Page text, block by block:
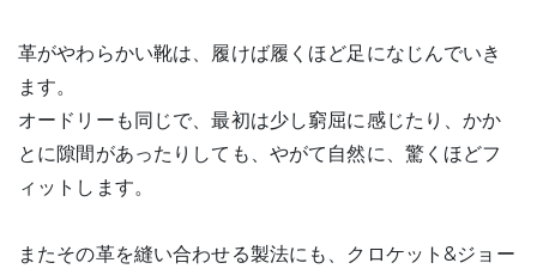
革がやわらかい靴は、履けば履くほど足になじんでいき
ます。
オードリーも同じで、最初は少し窮屈に感じたり、かか
とに隙間があったりしても、やがて自然に、驚くほどフ
ィットします。
またその革を縫い合わせる製法にも、クロケット&ジョー